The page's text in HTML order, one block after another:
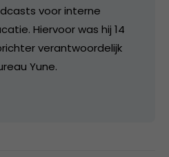
voor interne
Hiervoor was hij 14
verantwoordelijk
Yune.